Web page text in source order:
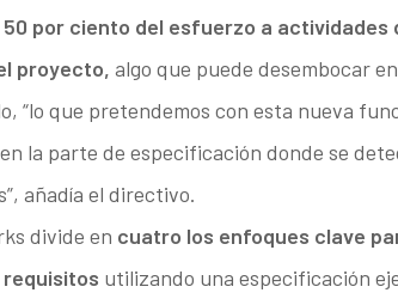
50 por ciento del esfuerzo a actividades
proyecto, algo que puede desembocar
“lo que pretendemos con esta nueva
la parte de especificación donde se
añadía el directivo.
divide en cuatro los enfoques clave
utilizando una especificación